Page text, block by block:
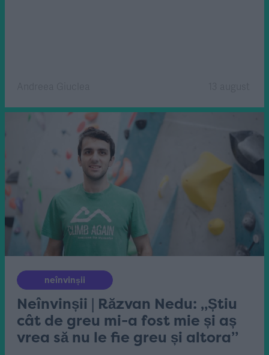
neînvinșii
Neînvinșii | Răzvan Nedu: „Știu
cât de greu mi-a fost mie și aș
vrea să nu le fie greu și altora”